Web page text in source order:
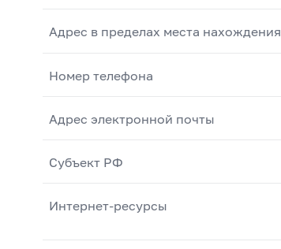
Адрес в пределах места нахождения
Номер телефона
Адрес электронной почты
Субъект РФ
Интернет-ресурсы